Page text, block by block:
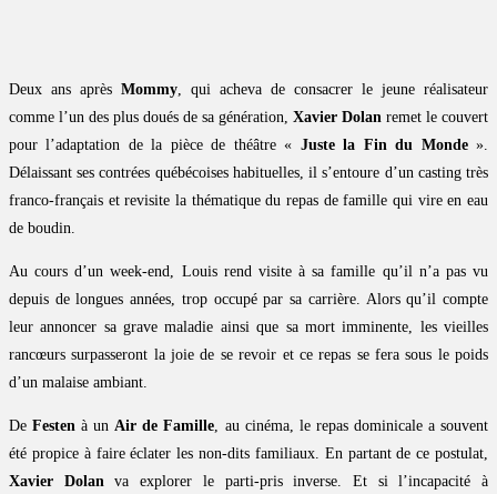
Deux ans après Mommy, qui acheva de consacrer le jeune réalisateur
comme l’un des plus doués de sa génération, Xavier Dolan remet le couvert
pour l’adaptation de la pièce de théâtre « Juste la Fin du Monde».
Délaissant ses contrées québécoises habituelles, il s’entoure d’un casting très
franco-français et revisite la thématique du repas de famille qui vire en eau
de boudin.
Au cours d’un week-end, Louis rend visite à sa famille qu’il n’a pas vu
depuis de longues années, trop occupé par sa carrière. Alors qu’il compte
leur annoncer sa grave maladie ainsi que sa mort imminente, les vieilles
rancœurs surpasseront la joie de se revoir et ce repas se fera sous le poids
d’un malaise ambiant.
DeFesten à unAir de Famille, au cinéma, le repas dominicale a souvent
été propice à faire éclater les non-dits familiaux. En partant de ce postulat,
Xavier Dolanva explorer le parti-pris inverse. Et si l’incapacité à